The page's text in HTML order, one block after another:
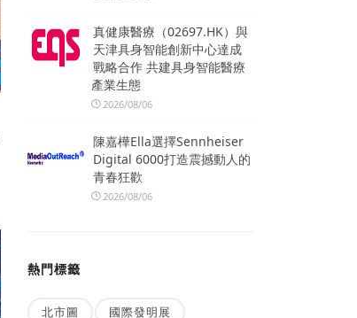
真健康醫療（02697.HK）與
天津具身智能創新中心達成
戰略合作 共建具身智能醫療
產業生態
2026/08/06
陳嘉樺Ella選擇Sennheiser
Digital 6000打造震撼動人的
青春狂歡
2026/08/06
熱門標籤
北市圖 國際發明展